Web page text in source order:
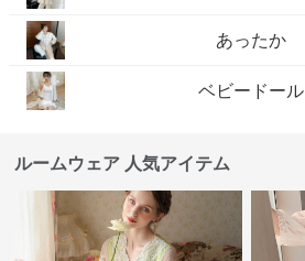
あったか
ベビードール
ルームウェア 人気アイテム